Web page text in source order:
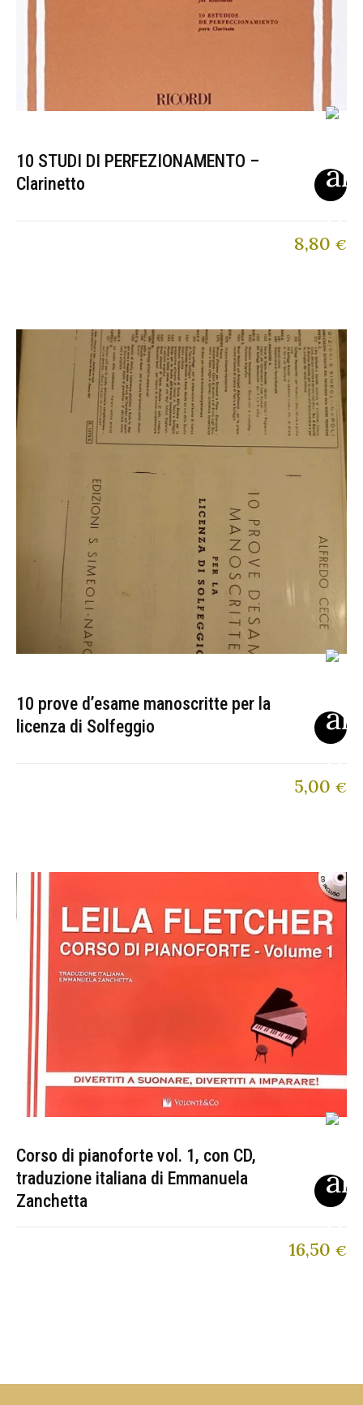
10 STUDI DI PERFEZIONAMENTO –
Clarinetto
8,80 €
10 prove d’esame manoscritte per la
licenza di Solfeggio
5,00 €
Corso di pianoforte vol. 1, con CD,
traduzione italiana di Emmanuela
Zanchetta
16,50 €